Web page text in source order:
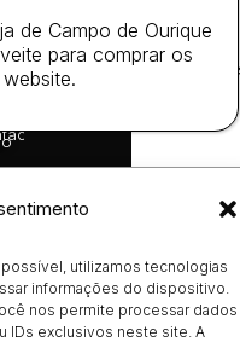
utilizamos tecnologias
informações do dispositivo.
nos permite processar dados
IDs exclusivos neste site. A
Cookies
(EU)
os
direitos
de Campo de Ourique
para comprar os